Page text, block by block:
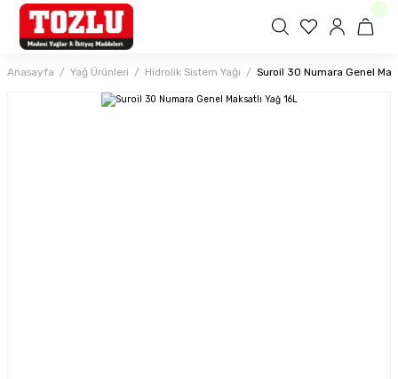
Anasayfa Yağ Ürünleri Hidrolik Sistem Yağı Suroil 30 Numara Genel